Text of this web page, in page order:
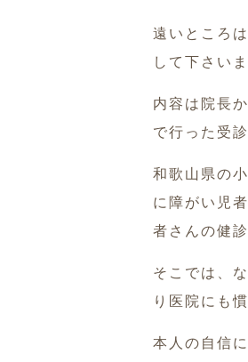
遠いところ
して下さい
内容は院長
で行った受
和歌山県の
に障がい児
者さんの健
そこでは、
り医院にも
本人の自信